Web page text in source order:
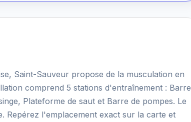
Saint-Sauveur propose de la musculation en
comprend 5 stations d'entraînement : Barre
Plateforme de saut et Barre de pompes. Le
Repérez l'emplacement exact sur la carte et